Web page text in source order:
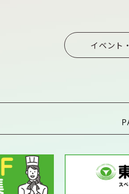
イベント